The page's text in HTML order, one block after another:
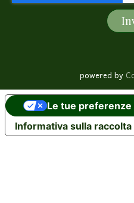
powered by
Informativa sulla raccolta
Le tue preferenze